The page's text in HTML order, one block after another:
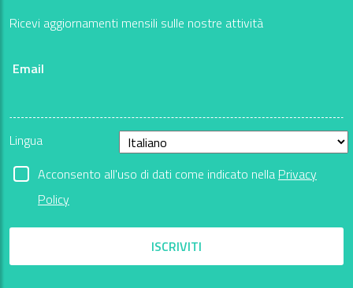
Ricevi aggiornamenti mensili sulle nostre attività
Email
Lingua
Acconsento all'uso di dati come indicato nella Privacy
Policy
ISCRIVITI